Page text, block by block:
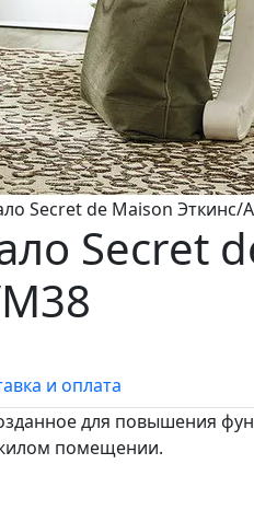
Secret de Maison Эткинс/
Secret
и оплата
для повышения
помещении.